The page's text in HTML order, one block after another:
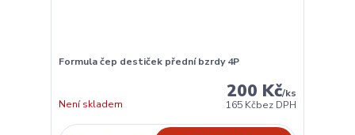
Formula čep destiček přední bzrdy 4P
200 Kč/ks
165 Kčbez DPH
Není skladem